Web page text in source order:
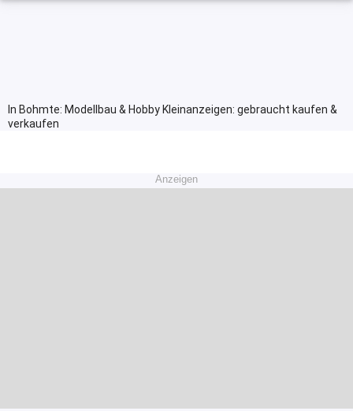
In Bohmte: Modellbau & Hobby Kleinanzeigen: gebraucht kaufen &
verkaufen
Anzeigen